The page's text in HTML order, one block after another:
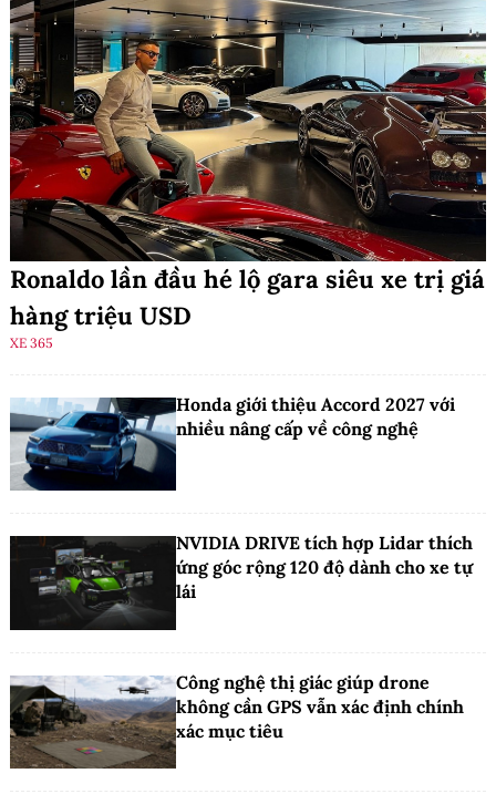
Ronaldo lần đầu hé lộ gara siêu xe trị giá
hàng triệu USD
XE 365
Honda giới thiệu Accord 2027 với
nhiều nâng cấp về công nghệ
NVIDIA DRIVE tích hợp Lidar thích
ứng góc rộng 120 độ dành cho xe tự
lái
Công nghệ thị giác giúp drone
không cần GPS vẫn xác định chính
xác mục tiêu